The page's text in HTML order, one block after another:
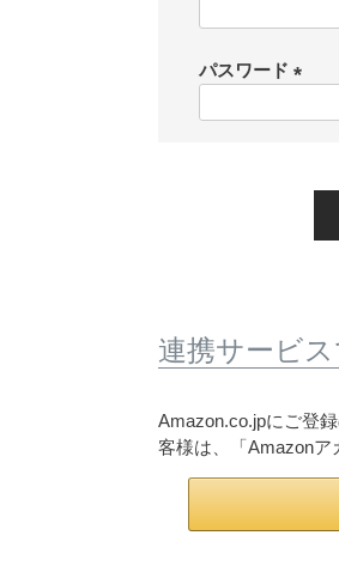
パスワード
連携サービ
Amazon.co.jpにご登
客様は、「Amazonア